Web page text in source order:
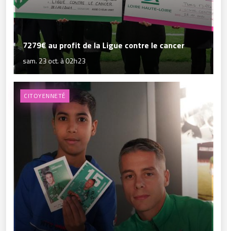
7279€ au profit de la Ligue contre le cancer
sam. 23 oct. à 02h23
CITOYENNETÉ